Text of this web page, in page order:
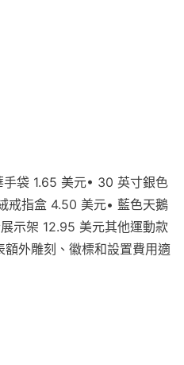
袋 1.65 美元• 30 英寸銀色
戒指盒 4.50 美元• 藍色天鵝
示架 12.95 美元其他運動款
外雕刻、徽標和設置費用適